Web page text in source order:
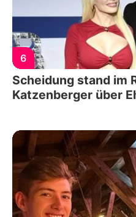
6
Scheidung stand im
Katzenberger über